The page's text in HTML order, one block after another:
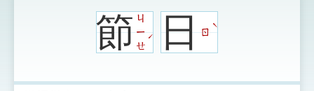
節ㄐ
ㄧ
ㄝ
ˊ 日ㄖ
ˋ